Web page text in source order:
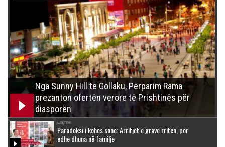
Nga Sunny Hill te Gollaku, Përparim Rama
prezanton ofertën verore të Prishtinës për
diasporën
Lajme
Paradoksi i kohës sonë: Arritjet e grave rriten, por
edhe dhuna në familje